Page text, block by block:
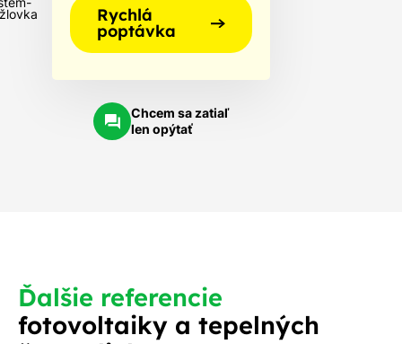
Rychlá
poptávka
Chcem sa zatiaľ
len opýtať
Ďalšie referencie
fotovoltaiky a tepelných